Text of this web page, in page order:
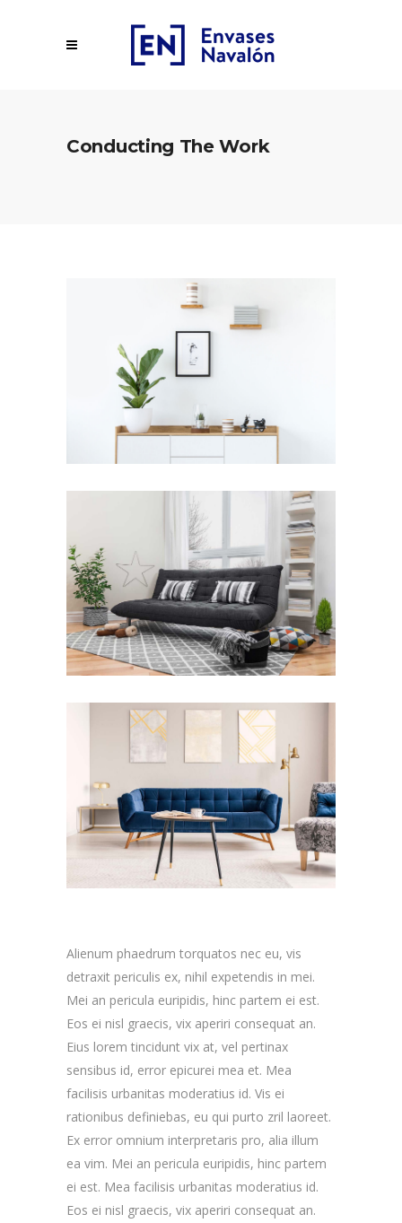
Conducting The Work
Alienum phaedrum torquatos nec eu, vis
detraxit periculis ex, nihil expetendis in mei.
Mei an pericula euripidis, hinc partem ei est.
Eos ei nisl graecis, vix aperiri consequat an.
Eius lorem tincidunt vix at, vel pertinax
sensibus id, error epicurei mea et. Mea
facilisis urbanitas moderatius id. Vis ei
rationibus definiebas, eu qui purto zril laoreet.
Ex error omnium interpretaris pro, alia illum
ea vim. Mei an pericula euripidis, hinc partem
ei est. Mea facilisis urbanitas moderatius id.
Eos ei nisl graecis, vix aperiri consequat an.